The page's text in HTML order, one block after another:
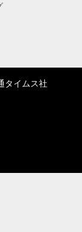
タイムス社